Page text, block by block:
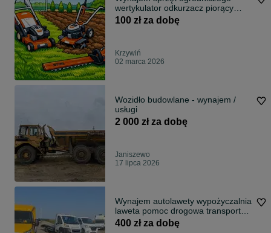
wertykulator odkurzacz piorący
bagażnik rowerowy wiertnica
100 zł za dobę
Krzywiń
02 marca 2026
Wozidło budowlane - wynajem /
usługi
2 000 zł za dobę
Janiszewo
17 lipca 2026
Wynajem autolawety wypożyczalnia
laweta pomoc drogowa transport
s5
400 zł za dobę